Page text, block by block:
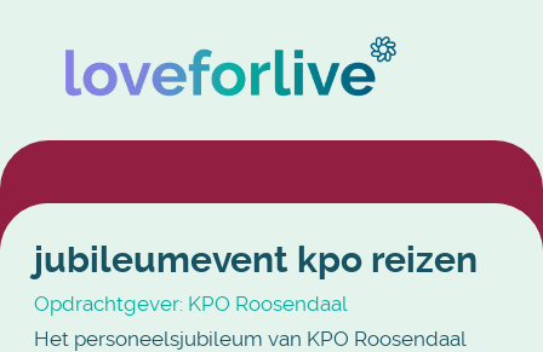
jubileumevent kpo reizen
Opdrachtgever: KPO Roosendaal
Het personeelsjubileum van KPO Roosendaal